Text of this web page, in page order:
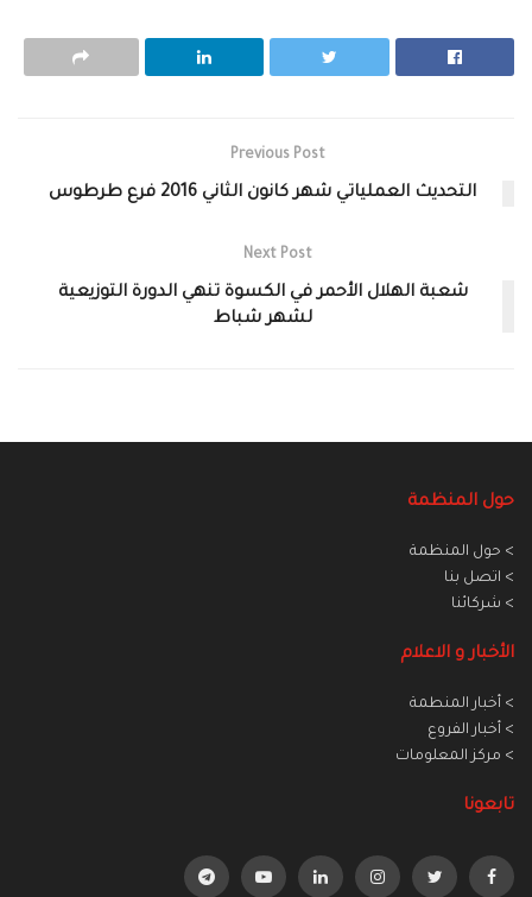
Previous Post
التحديث العملياتي شهر كانون الثاني 2016 فرع طرطوس
Next Post
شعبة الهلال الأحمر في الكسوة تنهي الدورة التوزيعية
لشهر شباط‎
حول المنظمة
> حول المنظمة
> اتصل بنا
> شركائنا
الأخبار و الاعلام
> أخبار المنطمة
> أخبار الفروع
> مركز المعلومات
تابعونا